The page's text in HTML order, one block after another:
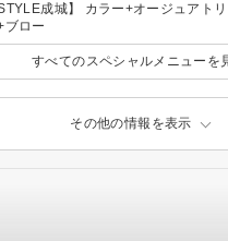
STYLE成城】 カラー+オージュアト
ブロー
すべてのスペシャルメニューを
その他の情報を表示